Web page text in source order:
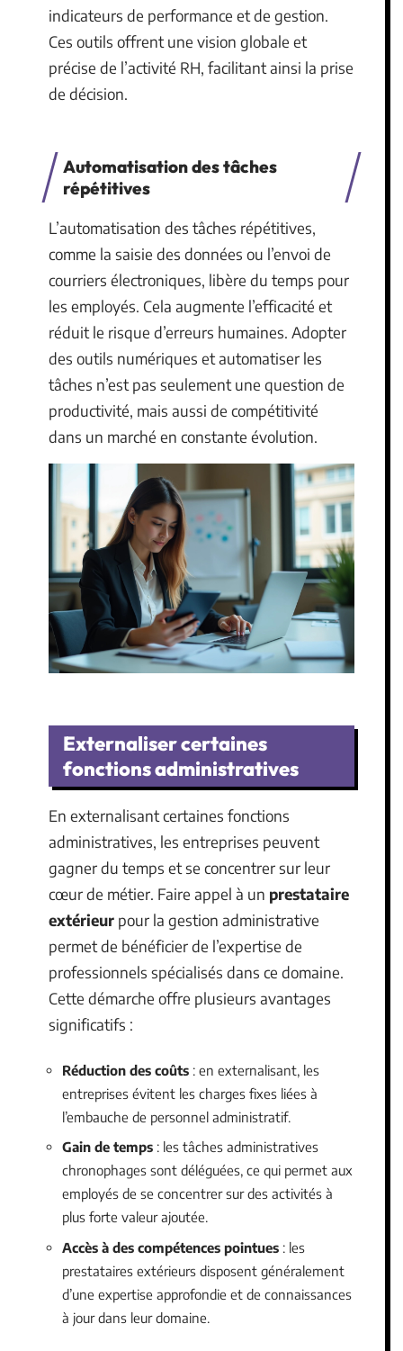
indicateurs de performance et de gestion.
Ces outils offrent une vision globale et
précise de l’activité RH, facilitant ainsi la prise
de décision.
Automatisation des tâches
répétitives
L’automatisation des tâches répétitives,
comme la saisie des données ou l’envoi de
courriers électroniques, libère du temps pour
les employés. Cela augmente l’efficacité et
réduit le risque d’erreurs humaines. Adopter
des outils numériques et automatiser les
tâches n’est pas seulement une question de
productivité, mais aussi de compétitivité
dans un marché en constante évolution.
Externaliser certaines
fonctions administratives
En externalisant certaines fonctions
administratives, les entreprises peuvent
gagner du temps et se concentrer sur leur
cœur de métier. Faire appel à un prestataire
extérieur pour la gestion administrative
permet de bénéficier de l’expertise de
professionnels spécialisés dans ce domaine.
Cette démarche offre plusieurs avantages
significatifs :
Réduction des coûts : en externalisant, les
entreprises évitent les charges fixes liées à
l’embauche de personnel administratif.
Gain de temps : les tâches administratives
chronophages sont déléguées, ce qui permet aux
employés de se concentrer sur des activités à
plus forte valeur ajoutée.
Accès à des compétences pointues : les
prestataires extérieurs disposent généralement
d’une expertise approfondie et de connaissances
à jour dans leur domaine.